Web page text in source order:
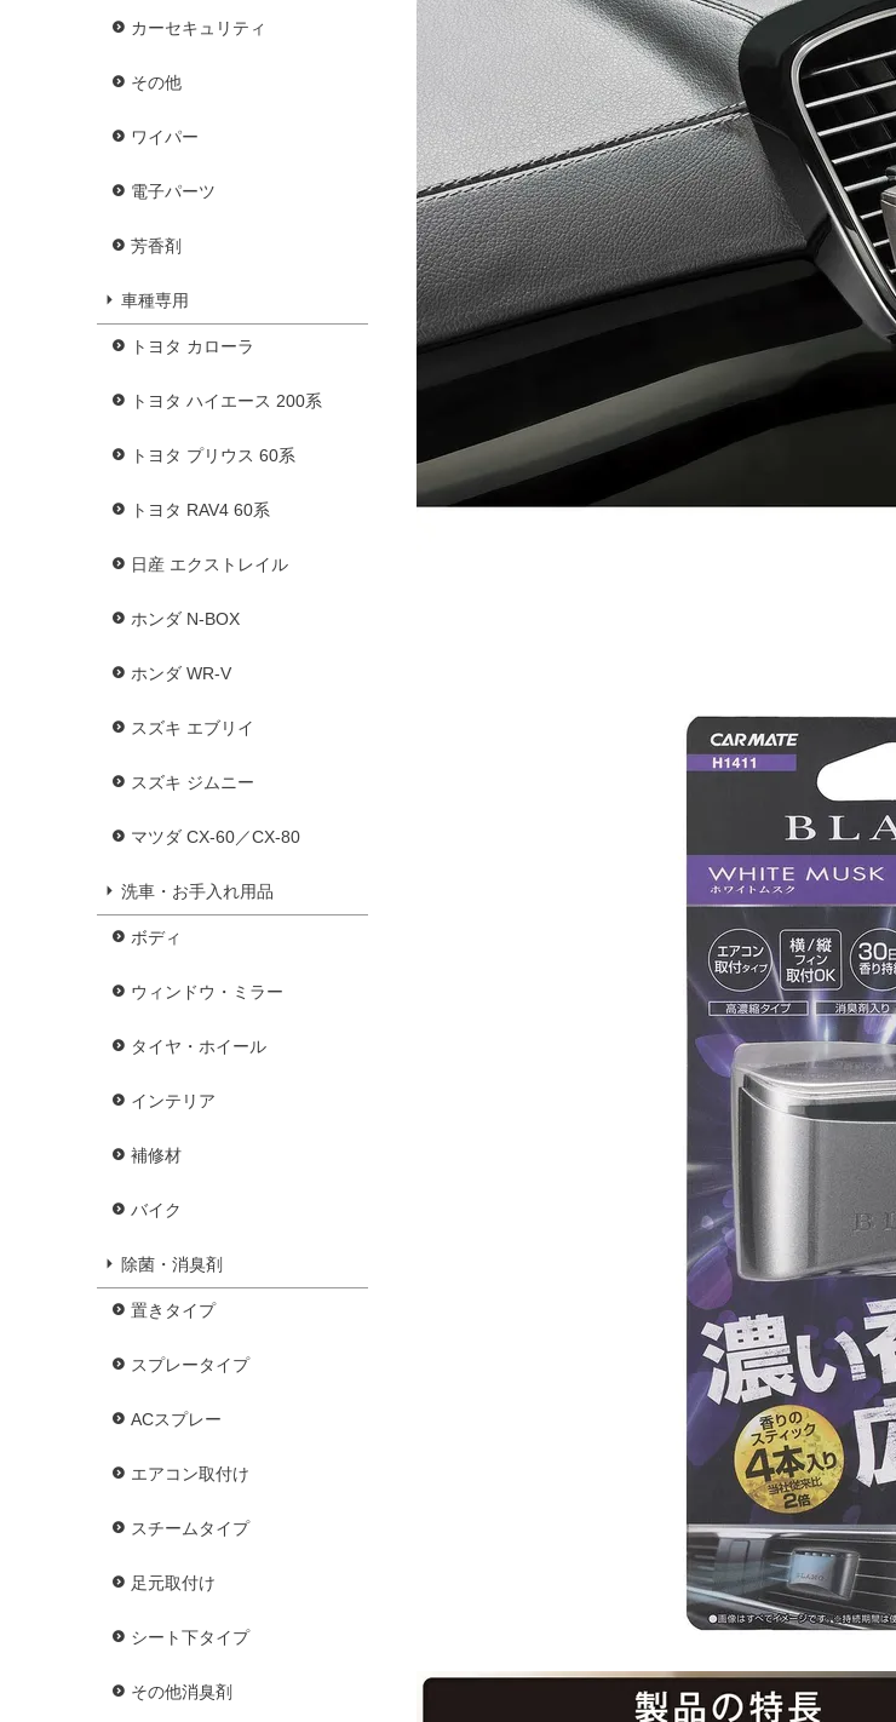
カーセキュリティ
その他
ワイパー
電子パーツ
芳香剤
車種専用
トヨタ カローラ
トヨタ ハイエース 200系
トヨタ プリウス 60系
トヨタ RAV4 60系
日産 エクストレイル
ホンダ N-BOX
ホンダ WR-V
スズキ エブリイ
スズキ ジムニー
マツダ CX-60／CX-80
洗車・お手入れ用品
ボディ
ウィンドウ・ミラー
タイヤ・ホイール
インテリア
補修材
バイク
除菌・消臭剤
置きタイプ
スプレータイプ
ACスプレー
エアコン取付け
スチームタイプ
足元取付け
シート下タイプ
その他消臭剤